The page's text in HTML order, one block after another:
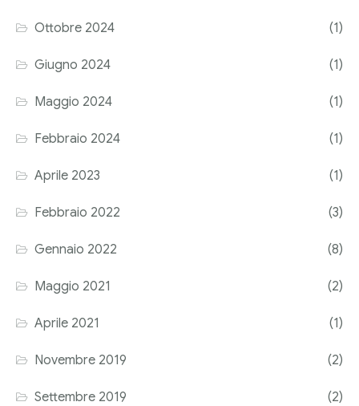
Ottobre 2024 (1)
Giugno 2024 (1)
Maggio 2024 (1)
Febbraio 2024 (1)
Aprile 2023 (1)
Febbraio 2022 (3)
Gennaio 2022 (8)
Maggio 2021 (2)
Aprile 2021 (1)
Novembre 2019 (2)
Settembre 2019 (2)